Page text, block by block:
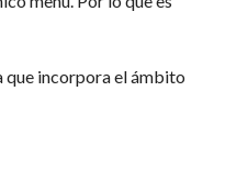
que incorpora el ámbito